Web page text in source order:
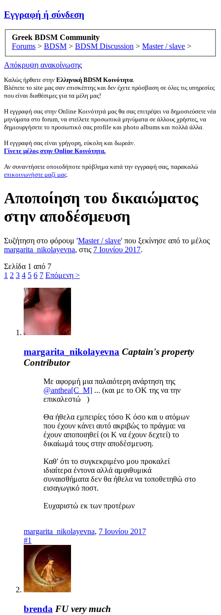
Εγγραφή ή σύνδεση
Greek BDSM Community
Forums > BDSM > BDSM Discussion > Master / slave >
Απόκρυψη ανακοίνωσης
Καλώς ήρθατε στην Ελληνική BDSM Κοινότητα.
Βλέπετε το site μας σαν επισκέπτης και δεν έχετε πρόσβαση σε όλες τις υπηρεσίες
που είναι διαθέσιμες για τα μέλη μας!
Η εγγραφή σας στην Online Κοινότητά μας θα σας επιτρέψει να δημοσιεύσετε νέα
μηνύματα στο forum, να στείλετε προσωπικά μηνύματα σε άλλους χρήστες, να
δημιουργήσετε το προσωπικό σας profile και photo albums και πολλά άλλα.
Η εγγραφή σας είναι γρήγορη, εύκολη και δωρεάν.
Γίνετε μέλος στην Online Κοινότητα.
Αν συναντήσετε οποιοδήποτε πρόβλημα κατά την εγγραφή σας, παρακαλώ
επικοινωνήστε μαζί μας.
Αποποίηση του δικαιώματος
στην αποδέσμευση
Συζήτηση στο φόρουμ 'Master / slave' που ξεκίνησε από το μέλος
margarita_nikolayevna, στις 7 Ιουνίου 2017.
Σελίδα 1 από 7
1 2 3 4 5 6 7 Επόμενη >
margarita_nikolayevna Captain's property
Contributor
Με αφορμή μια παλαιότερη ανάρτηση της
@anthea[C_M] ... (και με το ΟΚ της να την
επικαλεστώ )
Θα ήθελα εμπειρίες τόσο Κ όσο και υ ατόμων
που έχουν κάνει αυτό ακριβώς το πράγμα: να
έχουν αποποιηθεί (οι Κ να έχουν δεχτεί) το
δικαίωμά τους στην αποδέσμευση.
Καθ' ότι το συγκεκριμένο μου προκαλεί
ιδιαίτερα έντονα αλλά αμφιθυμικά
συναισθήματα δεν θα ήθελα να τοποθετηθώ στο
εισαγωγικό ποστ.
Ευχαριστώ εκ των προτέρων
margarita_nikolayevna, 7 Ιουνίου 2017
#1
brenda FU very much